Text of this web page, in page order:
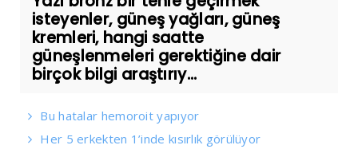
isteyenler, güneş yağları, güneş
kremleri, hangi saatte
güneşlenmeleri gerektiğine dair
birçok bilgi araştırıy...
Bu hatalar hemoroit yapıyor
Her 5 erkekten 1’inde kısırlık görülüyor